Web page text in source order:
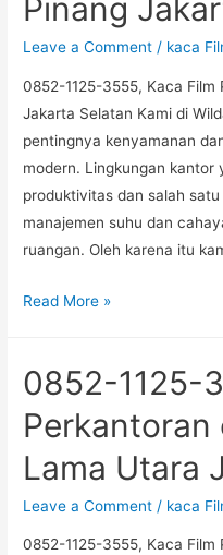
di
Jakarta
Selatan
Pinang
Leave a Comment / kaca
0852-1125-3555, Kaca Film
Jakarta Selatan Kami di
pentingnya kenyamanan
modern. Lingkungan kantor
produktivitas dan salah
manajemen suhu dan
ruangan. Oleh karena itu
0852-
Kaca
Perkantoran
Pinang
Jakarta
Read More »
0852-1125-
Perkantoran
Lama Utara
Leave a Comment / kaca
0852-1125-3555, Kaca Film